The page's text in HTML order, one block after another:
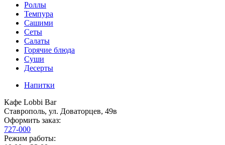
Роллы
Темпура
Сашими
Сеты
Салаты
Горячие блюда
Суши
Десерты
Напитки
Кафе Lobbi Bar
Ставрополь, ул. Доваторцев, 49в
Оформить заказ:
727-000
Режим работы: